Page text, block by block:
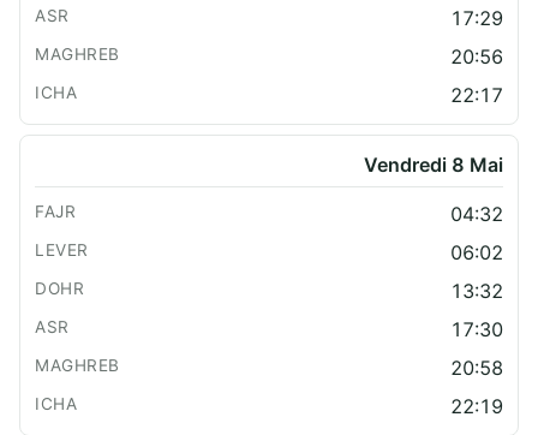
17:29
20:56
22:17
Vendredi 8 Mai
04:32
06:02
13:32
17:30
20:58
22:19